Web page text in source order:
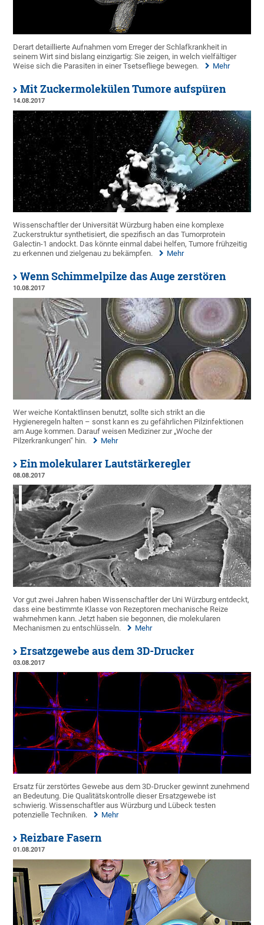
Derart detaillierte Aufnahmen vom Erreger der Schlafkrankheit in
seinem Wirt sind bislang einzigartig: Sie zeigen, in welch vielfältiger
Weise sich die Parasiten in einer Tsetsefliege bewegen.
Mehr
Mit Zuckermolekülen Tumore aufspüren
14.08.2017
Wissenschaftler der Universität Würzburg haben eine komplexe
Zuckerstruktur synthetisiert, die spezifisch an das Tumorprotein
Galectin-1 andockt. Das könnte einmal dabei helfen, Tumore frühzeitig
zu erkennen und zielgenau zu bekämpfen.
Mehr
Wenn Schimmelpilze das Auge zerstören
10.08.2017
Wer weiche Kontaktlinsen benutzt, sollte sich strikt an die
Hygieneregeln halten – sonst kann es zu gefährlichen Pilzinfektionen
am Auge kommen. Darauf weisen Mediziner zur „Woche der
Pilzerkrankungen“ hin.
Mehr
Ein molekularer Lautstärkeregler
08.08.2017
Vor gut zwei Jahren haben Wissenschaftler der Uni Würzburg entdeckt,
dass eine bestimmte Klasse von Rezeptoren mechanische Reize
wahrnehmen kann. Jetzt haben sie begonnen, die molekularen
Mechanismen zu entschlüsseln.
Mehr
Ersatzgewebe aus dem 3D-Drucker
03.08.2017
Ersatz für zerstörtes Gewebe aus dem 3D-Drucker gewinnt zunehmend
an Bedeutung. Die Qualitätskontrolle dieser Ersatzgewebe ist
schwierig. Wissenschaftler aus Würzburg und Lübeck testen
potenzielle Techniken.
Mehr
Reizbare Fasern
01.08.2017